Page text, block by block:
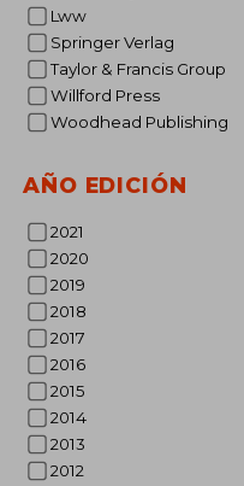
Lww
Springer Verlag
Taylor & Francis Group
Willford Press
Woodhead Publishing
AÑO EDICIÓN
2021
2020
2019
2018
2017
2016
2015
2014
2013
2012